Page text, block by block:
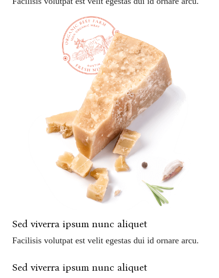
Sed viverra ipsum nunc aliquet
Facilisis volutpat est velit egestas dui id ornare arcu.
Sed viverra ipsum nunc aliquet